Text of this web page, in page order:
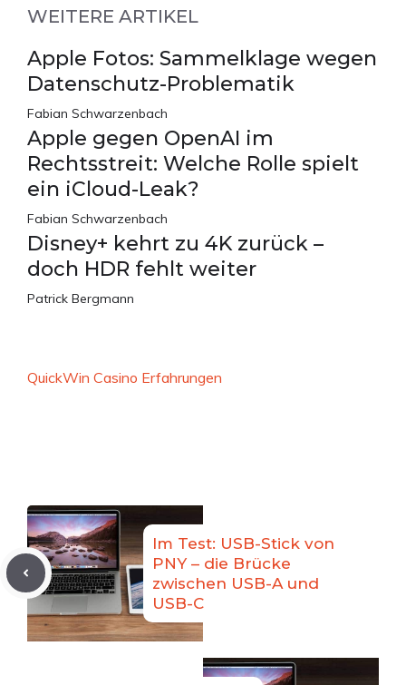
WEITERE ARTIKEL
Apple Fotos: Sammelklage wegen
Datenschutz-Problematik
Fabian Schwarzenbach
Apple gegen OpenAI im
Rechtsstreit: Welche Rolle spielt
ein iCloud-Leak?
Fabian Schwarzenbach
Disney+ kehrt zu 4K zurück –
doch HDR fehlt weiter
Patrick Bergmann
QuickWin Casino Erfahrungen
Im Test: USB-Stick von
PNY – die Brücke
zwischen USB-A und
USB-C